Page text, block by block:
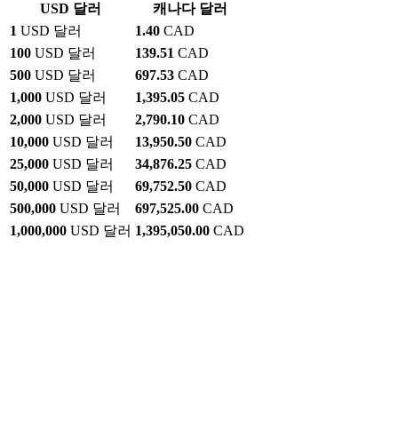
USD 달러
캐나다 달러
1 USD 달러 1.40 CAD
100 USD 달러 139.51 CAD
500 USD 달러 697.53 CAD
1,000 USD 달러 1,395.05 CAD
2,000 USD 달러 2,790.10 CAD
10,000 USD 달러 13,950.50 CAD
25,000 USD 달러 34,876.25 CAD
50,000 USD 달러 69,752.50 CAD
500,000 USD 달러 697,525.00 CAD
1,000,000 USD 달러 1,395,050.00 CAD